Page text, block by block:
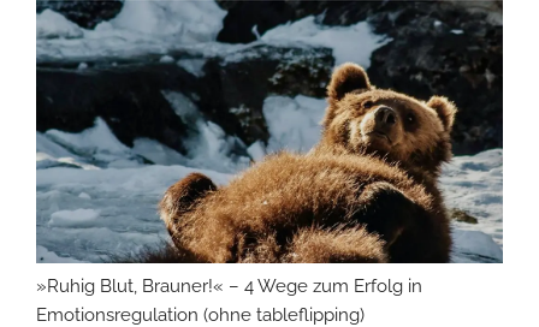
»Ruhig Blut, Brauner!« – 4 Wege zum Erfolg in
Emotionsregulation (ohne tableflipping)